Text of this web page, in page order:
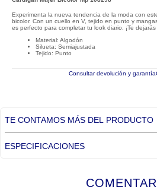
Experimenta la nueva tendencia de la moda con
bicolor. Con un cuello en V, tejido en punto y
es perfecto para completar tu look diario. ¡Te
Material: Algodón
Silueta: Semiajustada
Tejido: Punto
Consultar devolución y garantía
TE CONTAMOS MÁS DEL PRODUCTO
ESPECIFICACIONES